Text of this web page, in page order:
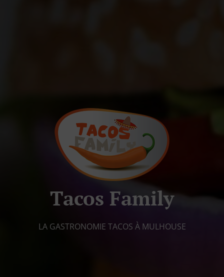
Tacos Family
LA GASTRONOMIE TACOS À MULHOUSE